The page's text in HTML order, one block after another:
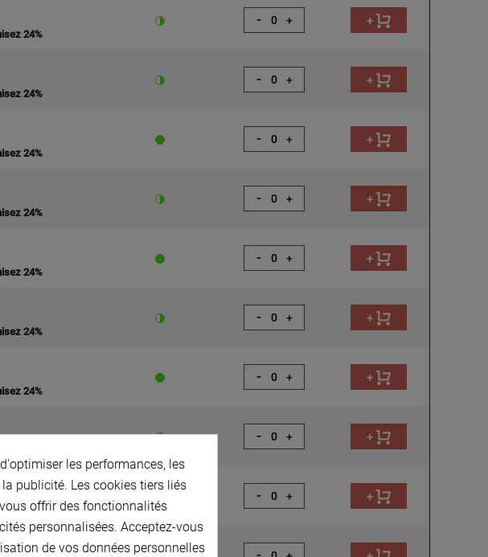
24%
- + +
24%
- + +
24%
- + +
24%
- + +
24%
- + +
24%
- + +
24%
- + +
- + +
24%
- + +
les performances, les
publicité. Les cookies tiers liés
offrir des fonctionnalités
personnalisées. Acceptez-vous
de vos données personnelles